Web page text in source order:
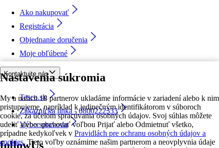
Nastavenia súkromia
My a našich 18 partnerov ukladáme informácie v zariadení alebo k nim
pristupujeme, napríklad k jedinečným identifikátorom v súboroch
cookie, za účelom spracúvania osobných údajov. Svoj súhlas môžete
udeliť alebo spravovať voľbou Prijať alebo Odmietnuť všetko,
prípadne kedykoľvek v Pravidlách pre ochranu osobných údajov a
cookies. Tieto voľby oznámime našim partnerom a neovplyvnia údaje
Ako nakupovať
Registrácia
Objednanie doručenia
Moje obľúbené
Kontaktujte nás
Tesco.sk
Zákaznícka linka - 0800222333
Výber obchodu
followUs